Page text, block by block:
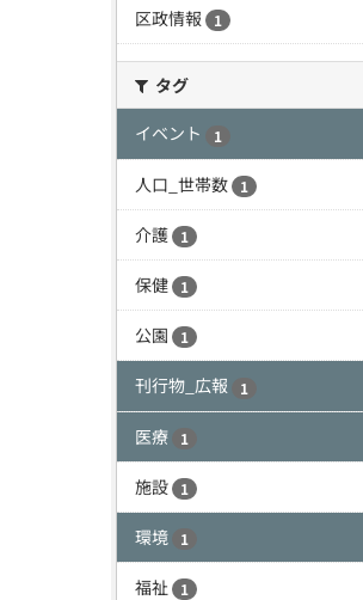
区政情報
1
タグ
イベント
1
人口_世帯数 1
介護 1
保健 1
公園 1
刊行物_広報 1
医療 1
施設 1
環境 1
福祉 1